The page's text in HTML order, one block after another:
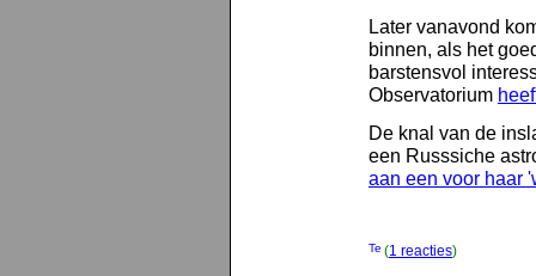
Later vanavond
binnen, als het
barstensvol
Observatorium
De knal van de
een Russsiche
aan een voor haar
(1 reacties)